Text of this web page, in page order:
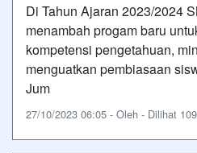
Di Tahun Ajaran 2023/2024
menambah progam baru
kompetensi pengetahuan,
menguatkan pembiasaan
Jum
27/10/2023 06:05 - Oleh - Dilihat